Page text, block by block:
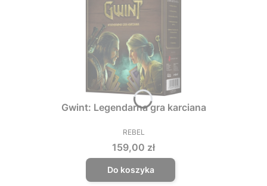
Gwint: Legendarna gra karciana
PRODUCENT
REBEL
Cena
159,00 zł
Do koszyka